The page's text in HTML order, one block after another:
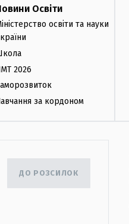
Освіти
освіти та науки
2026
за кордоном
ДО РОЗСИЛОК